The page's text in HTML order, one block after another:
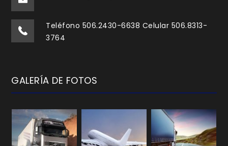
Teléfono 506.2430-6638 Celular 506.8313-
3764
GALERÍA DE FOTOS